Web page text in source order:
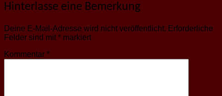
Hinterlasse eine Bemerkung
Deine E-Mail-Adresse wird nicht veröffentlicht. Erforderliche
Felder sind mit * markiert
Kommentar *